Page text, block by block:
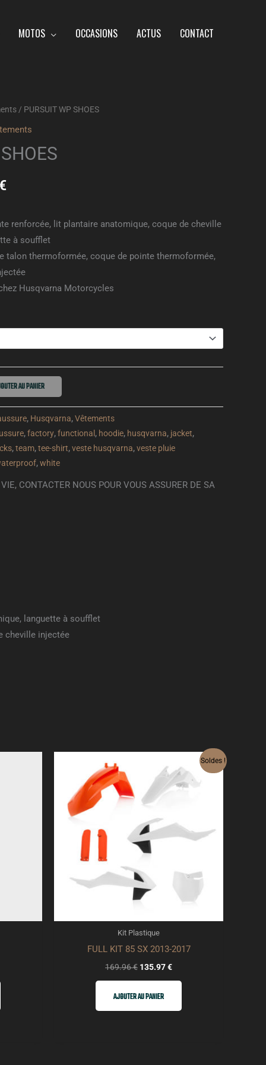
MOTOS OCCASIONS ACTUS CONTACT
/ PURSUIT WP SHOES
€
Le
prix
actuel
est :
renforcée, lit plantaire anatomique, coque de cheville
à soufflet
talon thermoformée, coque de pointe thermoformée,
Husqvarna Motorcycles
AU PANIER
, Husqvarna,Vêtements
,factory,functional , hoodie, husqvarna, jacket,
,team,tee-shirt,veste husqvarna,veste pluie
,white
CONTACTER NOUS POUR VOUS ASSURER DE SA
languette à soufflet
cheville injectée
Soldes !
Kit Plastique
FULL KIT 85 SX 2013-2017
169.96€
initial
était :
169.96 €.
135.97€
prix
actuel
est :
AJOUTER AU PANIER